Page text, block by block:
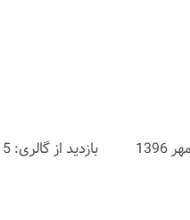
بازدید از گالری: 715 بار